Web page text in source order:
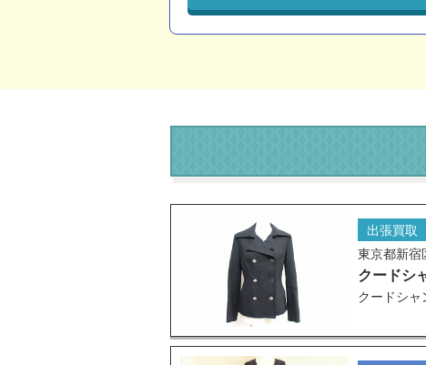
出張買取
東京都新宿
クードシ
クードシャ